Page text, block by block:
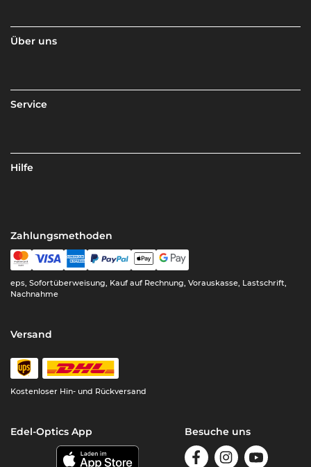
Über uns
Service
Hilfe
Zahlungsmethoden
eps, Sofortüberweisung, Kauf auf Rechnung, Vorauskasse, Lastschrift,
Nachnahme
Versand
Kostenloser Hin- und Rückversand
Edel-Optics App Besuche uns